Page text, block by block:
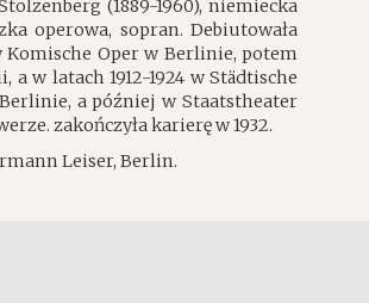
(1889-1960), niemiecka
operowa, sopran. Debiutowała
Komische Oper w Berlinie, potem
a w latach 1912-1924 w Städtische
a później w Staatstheater
zakończyła karierę w 1932.
Leiser, Berlin.